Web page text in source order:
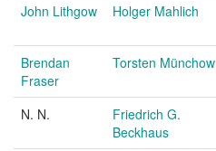
John Lithgow
Holger Mahlich
Brendan
Fraser
Torsten Münchow
N. N.
Friedrich G.
Beckhaus